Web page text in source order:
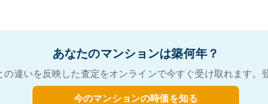
あなたのマンションは築何年？
の違いを反映した査定をオンラインで今すぐ受け取れます。
今のマンションの時価を知る